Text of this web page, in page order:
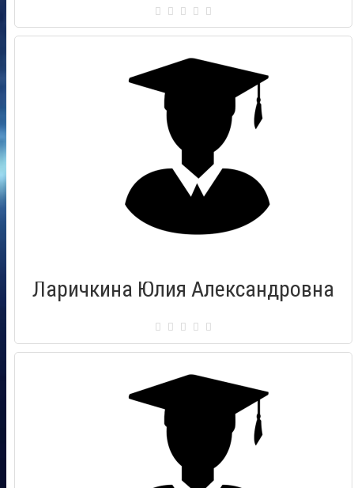
Сертификат: 009855
Город: Рязань
Ларичкина Юлия Александровна
Сертификат: 0087564
Город: Рязань